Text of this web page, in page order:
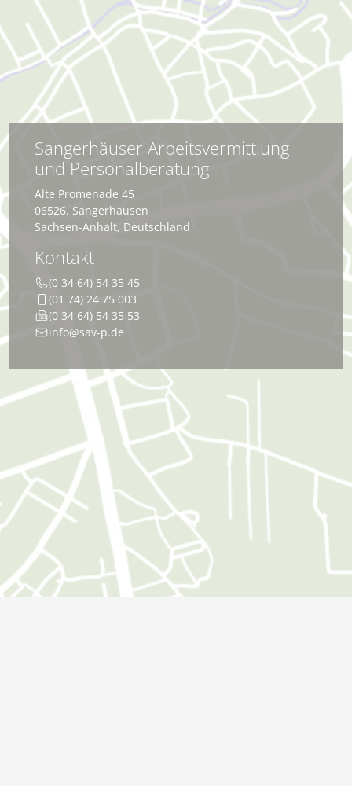
Sangerhäuser Arbeitsvermittlung
und Personalberatung
Alte Promenade 45
06526, Sangerhausen
Sachsen-Anhalt, Deutschland
Kontakt
(0 34 64) 54 35 45
(01 74) 24 75 003
(0 34 64) 54 35 53
info@sav-p.de